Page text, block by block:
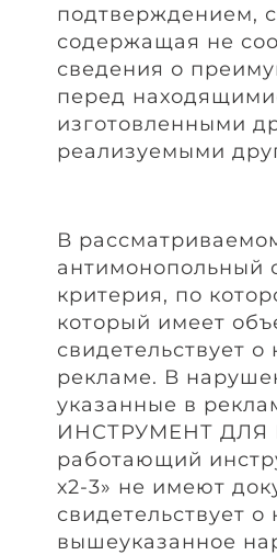
подтверждением,
содержащая не
сведения о
перед
изготовленными
реализуемыми
В
антимонопольный
критерия, по
который имеет
свидетельствует
рекламе. В
указанные в
ИНСТРУМЕНТ ДЛЯ
работающий
х2-3» не имеют
свидетельствует
вышеуказанное